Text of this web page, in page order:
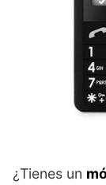
¿Tienes un